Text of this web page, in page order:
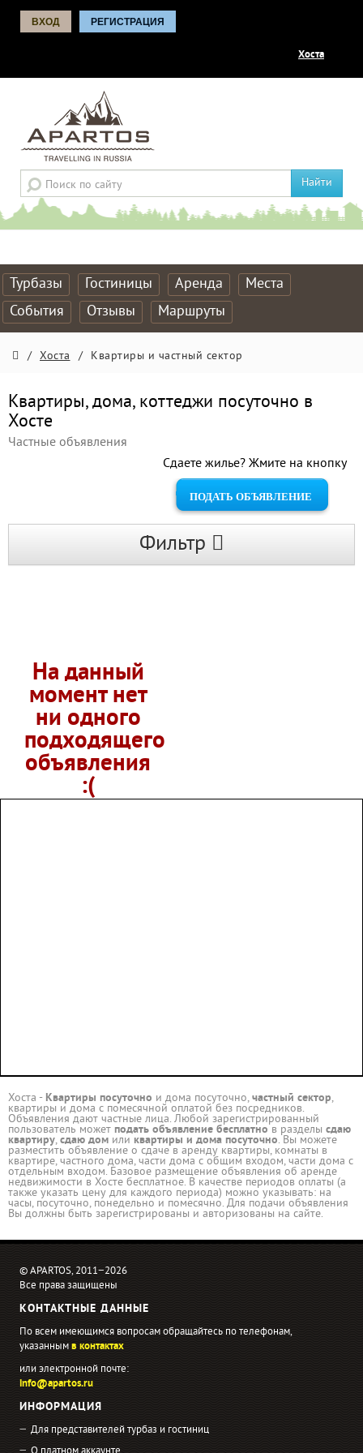
ВХОД РЕГИСТРАЦИЯ
Хоста
Найти
Турбазы Гостиницы Аренда
Места
События
Отзывы Маршруты
/ Хоста / Квартиры и частный сектор
Квартиры, дома, коттеджи посуточно в
Хосте
Частные объявления
Сдаете жилье? Жмите на кнопку
ПОДАТЬ ОБЪЯВЛЕНИЕ
Фильтр
На данный
момент нет
ни одного
подходящего
объявления
:(
Хоста - Квартиры посуточно и дома посуточно,частный сектор,
квартиры и дома с помесячной оплатой без посредников.
Объявления дают частные лица. Любой зарегистрированный
пользователь может подать объявление бесплатно в разделы сдаю
квартиру,сдаю дом или квартиры и дома посуточно. Вы можете
разместить объявление о сдаче в аренду квартиры, комнаты в
квартире, частного дома, части дома с общим входом, части дома с
отдельным входом. Базовое размещение объявления об аренде
недвижимости в Хосте бесплатное. В качестве периодов оплаты (а
также указать цену для каждого периода) можно указывать: на
часы, посуточно, понедельно и помесячно. Для подачи объявления
Вы должны быть зарегистрированы и авторизованы на сайте.
© APARTOS, 2011−2026
Все права защищены
КОНТАКТНЫЕ ДАННЫЕ
По всем имеющимся вопросам обращайтесь по телефонам,
указаннымв контактах
или электронной почте:
info@apartos.ru
ИНФОРМАЦИЯ
Для представителей турбаз и гостиниц